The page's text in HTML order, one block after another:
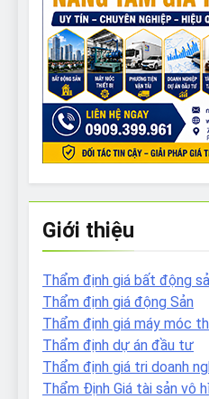
Giới thiệu
Thẩm định giá bất động
Thẩm định giá động Sản
Thẩm định giá máy móc
Thẩm định dự án đầu tư
Thẩm định giá tri doanh
Thẩm Định Giá tài sản vô